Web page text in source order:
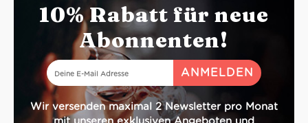
10% Rabatt für neue
Abonnenten!
Wir versenden maximal 2 Newsletter pro Monat